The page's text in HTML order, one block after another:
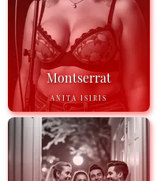
Montserrat
ANITA ISIRIS